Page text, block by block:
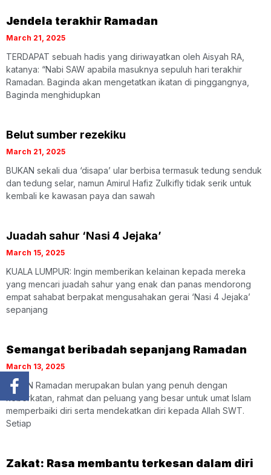
Jendela terakhir Ramadan
March 21, 2025
TERDAPAT sebuah hadis yang diriwayatkan oleh Aisyah RA,
katanya: “Nabi SAW apabila masuknya sepuluh hari terakhir
Ramadan. Baginda akan mengetatkan ikatan di pinggangnya,
Baginda menghidupkan
Belut sumber rezekiku
March 21, 2025
BUKAN sekali dua ‘disapa’ ular berbisa termasuk tedung senduk
dan tedung selar, namun Amirul Hafiz Zulkifly tidak serik untuk
kembali ke kawasan paya dan sawah
Juadah sahur ‘Nasi 4 Jejaka’
March 15, 2025
KUALA LUMPUR: Ingin memberikan kelainan kepada mereka
yang mencari juadah sahur yang enak dan panas mendorong
empat sahabat berpakat mengusahakan gerai ‘Nasi 4 Jejaka’
sepanjang
Semangat beribadah sepanjang Ramadan
March 13, 2025
BULAN Ramadan merupakan bulan yang penuh dengan
keberkatan, rahmat dan peluang yang besar untuk umat Islam
memperbaiki diri serta mendekatkan diri kepada Allah SWT.
Setiap
Zakat: Rasa membantu terkesan dalam diri